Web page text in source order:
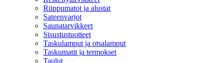
Riippumatot ja alustat
Sateenvarjot
Saunatarvikkeet
Sisustustuotteet
Taskulamput ja otsalamput
Taskumatit ja termokset
Taulut